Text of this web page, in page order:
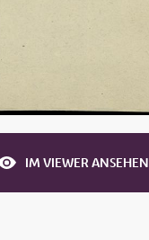
IM VIEWER ANSEHEN